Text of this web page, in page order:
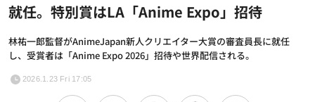
就任。特別賞はLA「Anime Expo」招待
林祐一郎監督がAnimeJapan新人クリエイター大賞の審査員長に就任
し、受賞者は「Anime Expo 2026」招待や世界配信される。
2026.1.23 Fri 17:05